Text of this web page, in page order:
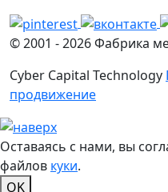
© 2001 -2026Фабрика
Cyber Capital Technology
продвижение
Оставаясь с нами, вы
файлов куки.
OK